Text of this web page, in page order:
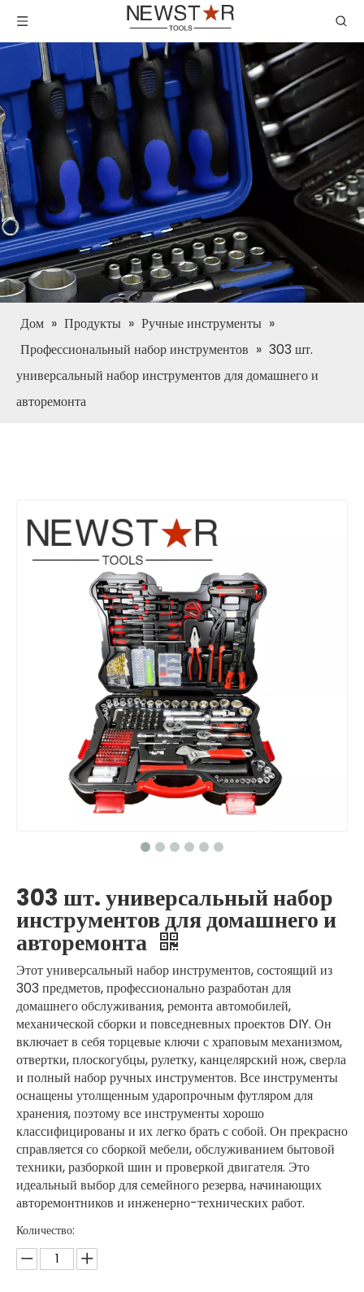
Дом » Продукты » Ручные инструменты »
Профессиональный набор инструментов » 303 шт.
универсальный набор инструментов для домашнего и
авторемонта
303 шт. универсальный набор
инструментов для домашнего и
авторемонта
Этот универсальный набор инструментов, состоящий из
303 предметов, профессионально разработан для
домашнего обслуживания, ремонта автомобилей,
механической сборки и повседневных проектов DIY. Он
включает в себя торцевые ключи с храповым механизмом,
отвертки, плоскогубцы, рулетку, канцелярский нож, сверла
и полный набор ручных инструментов. Все инструменты
оснащены утолщенным ударопрочным футляром для
хранения, поэтому все инструменты хорошо
классифицированы и их легко брать с собой. Он прекрасно
справляется со сборкой мебели, обслуживанием бытовой
техники, разборкой шин и проверкой двигателя. Это
идеальный выбор для семейного резерва, начинающих
авторемонтников и инженерно-технических работ.
Количество: